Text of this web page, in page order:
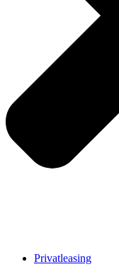
Privatleasing